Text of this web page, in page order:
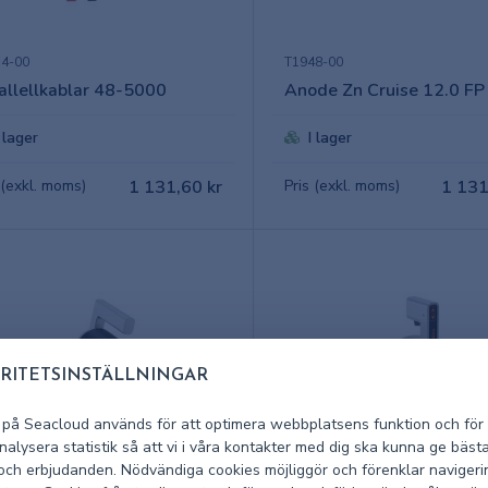
på Seacloud används för att optimera webbplatsens funktion och
statistik så att vi i våra kontakter med dig ska kunna ge
erbjudanden. Nödvändiga cookies möjliggör och förenklar
00
48-5000
lager
moms) 1 131,60 kr
T1948-00
Anode Zn Cruise 12.0 FP
I lager
Pris (exkl. moms) 1
00 T1950-00